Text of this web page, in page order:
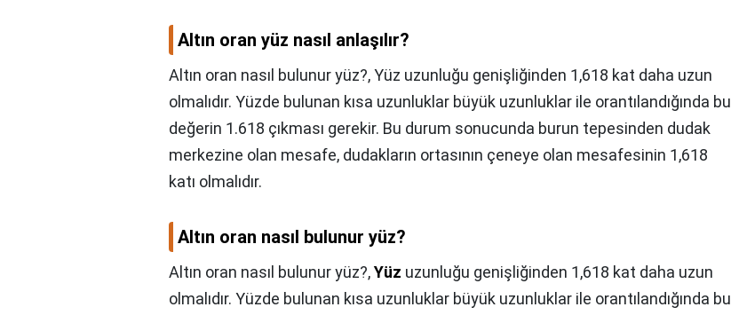
Altın oran yüz nasıl anlaşılır?
Altın oran nasıl bulunur yüz?, Yüz uzunluğu genişliğinden 1,618 kat daha uzun
olmalıdır. Yüzde bulunan kısa uzunluklar büyük uzunluklar ile orantılandığında bu
değerin 1.618 çıkması gerekir. Bu durum sonucunda burun tepesinden dudak
merkezine olan mesafe, dudakların ortasının çeneye olan mesafesinin 1,618
katı olmalıdır.
Altın oran nasıl bulunur yüz?
Altın oran nasıl bulunur yüz?,Yüz uzunluğu genişliğinden 1,618 kat daha uzun
olmalıdır. Yüzde bulunan kısa uzunluklar büyük uzunluklar ile orantılandığında bu